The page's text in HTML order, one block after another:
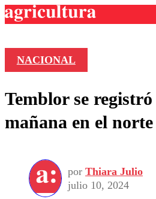
Frecuencias
Agricultura TV
Deportes
Motor
Otros Deportes
Dato Practico
Vida Social
Publicaciones en
NACIONAL
Temblor se
mañana en el
por Thiara Julio
julio 10, 2024